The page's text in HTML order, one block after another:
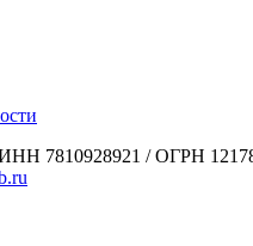
7810928921 / ОГРН